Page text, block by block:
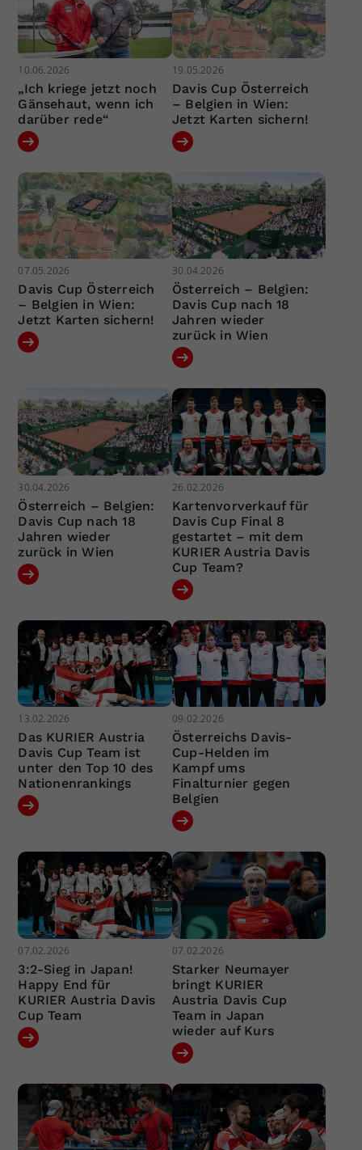
10.06.2026
„Ich kriege jetzt noch
Gänsehaut, wenn ich
darüber rede“
19.05.2026
Davis Cup Österreich
– Belgien in Wien:
Jetzt Karten sichern!
07.05.2026
Davis Cup Österreich
– Belgien in Wien:
Jetzt Karten sichern!
30.04.2026
Österreich – Belgien:
Davis Cup nach 18
Jahren wieder
zurück in Wien
30.04.2026
Österreich – Belgien:
Davis Cup nach 18
Jahren wieder
zurück in Wien
26.02.2026
Kartenvorverkauf für
Davis Cup Final 8
gestartet – mit dem
KURIER Austria Davis
Cup Team?
13.02.2026
Das KURIER Austria
Davis Cup Team ist
unter den Top 10 des
Nationenrankings
09.02.2026
Österreichs Davis-
Cup-Helden im
Kampf ums
Finalturnier gegen
Belgien
07.02.2026
3:2-Sieg in Japan!
Happy End für
KURIER Austria Davis
Cup Team
07.02.2026
Starker Neumayer
bringt KURIER
Austria Davis Cup
Team in Japan
wieder auf Kurs